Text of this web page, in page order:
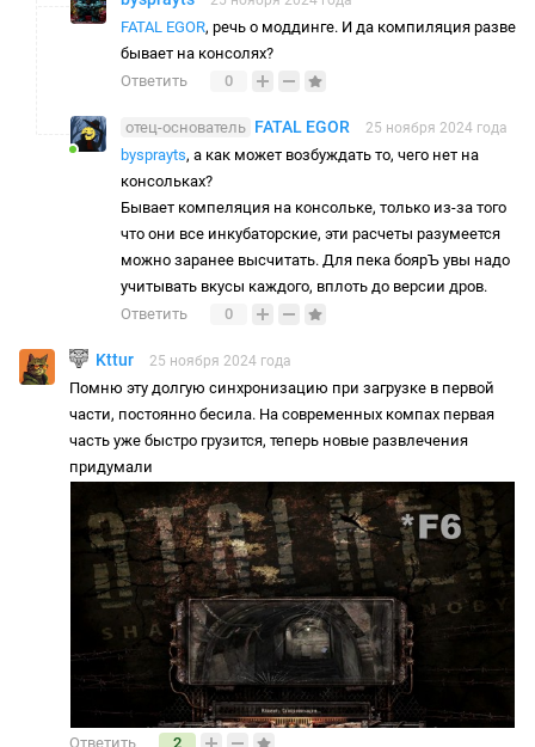
FATAL EGOR, речь о моддинге. И да компиляция разве
бывает на консолях?
Ответить
0
отец-основатель FATAL EGOR 25 ноября 2024 года
bysprayts, а как может возбуждать то, чего нет на
консольках?
Бывает компеляция на консольке, только из-за того
что они все инкубаторские, эти расчеты разумеется
можно заранее высчитать. Для пека боярЪ увы надо
учитывать вкусы каждого, вплоть до версии дров.
Ответить
0
Kttur 25 ноября 2024 года
Помню эту долгую синхронизацию при загрузке в первой
части, постоянно бесила. На современных компах первая
часть уже быстро грузится, теперь новые развлечения
придумали
Ответить 2